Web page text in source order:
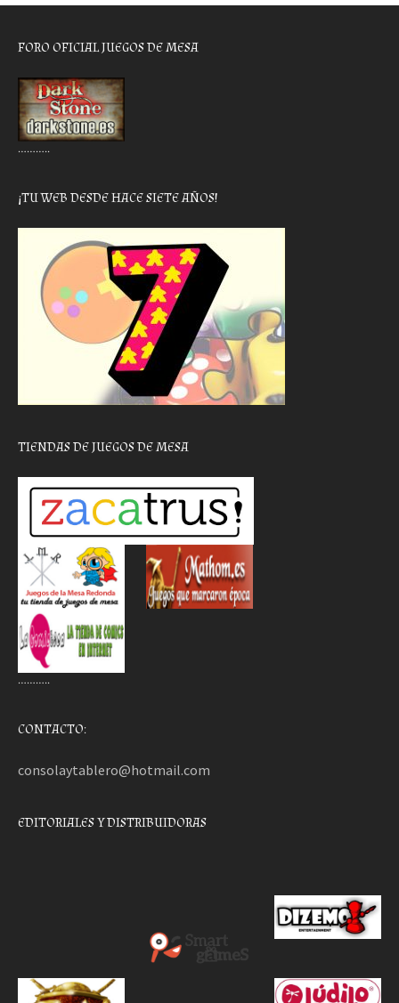
FORO OFICIAL JUEGOS DE MESA
………..
¡TU WEB DESDE HACE SIETE AÑOS!
TIENDAS DE JUEGOS DE MESA
………..
CONTACTO:
consolaytablero@hotmail.com
EDITORIALES Y DISTRIBUIDORAS